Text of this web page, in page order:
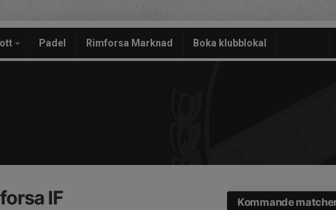
Padel Rimforsa Marknad Boka klubblokal
Kommande
IF